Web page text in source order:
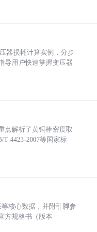
器损耗计算实例，分步
导用户快速掌握变压器
点解析了黄铜棒密度取
T 4423-2007等国家标
核心数据，并附引脚参
方规格书（版本